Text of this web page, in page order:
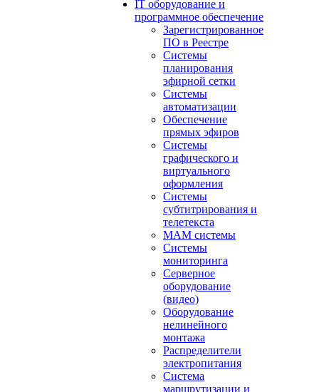
IT оборудование и
программное обеспечение
Зарегистрированное
ПО в Реестре
Системы
планирования
эфирной сетки
Системы
автоматизации
Обеспечение
прямых эфиров
Системы
графического и
виртуального
оформления
Системы
субтитрирования и
телетекста
MAM системы
Системы
мониторинга
Серверное
оборудование
(видео)
Оборудование
нелинейного
монтажа
Распределители
электропитания
Система
маршрутизации и